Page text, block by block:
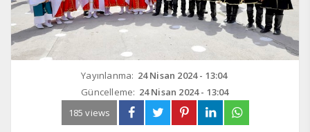
Yayınlanma: 24 Nisan 2024 - 13:04
Güncelleme: 24 Nisan 2024 - 13:04
185 views